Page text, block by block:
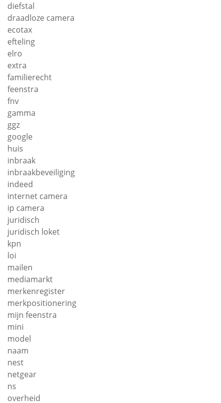
diefstal
draadloze camera
ecotax
efteling
elro
extra
familierecht
feenstra
fnv
gamma
ggz
google
huis
inbraak
inbraakbeveiliging
indeed
internet camera
ip camera
juridisch
juridisch loket
kpn
loi
mailen
mediamarkt
merkenregister
merkpositionering
mijn feenstra
mini
model
naam
nest
netgear
ns
overheid